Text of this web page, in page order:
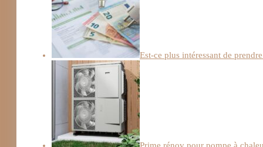
Est-ce plus intéressant de
Prime rénov pour pompe à